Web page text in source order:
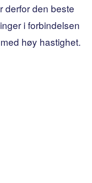
derfor den beste
i forbindelsen
høy hastighet.